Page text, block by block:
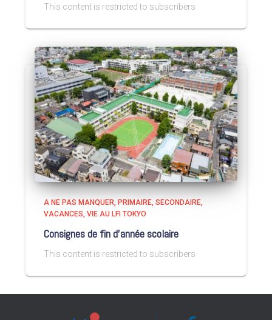
This content is restricted to subscribers
A NE PAS MANQUER PRIMAIRE SECONDAIRE
VACANCES VIE AU LFI TOKYO
Consignes de fin d’année scolaire
This content is restricted to subscribers